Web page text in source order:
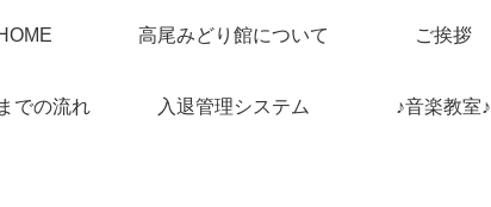
高尾みどり館について ご挨拶
での流れ 入退管理システム ♪音楽教室♪